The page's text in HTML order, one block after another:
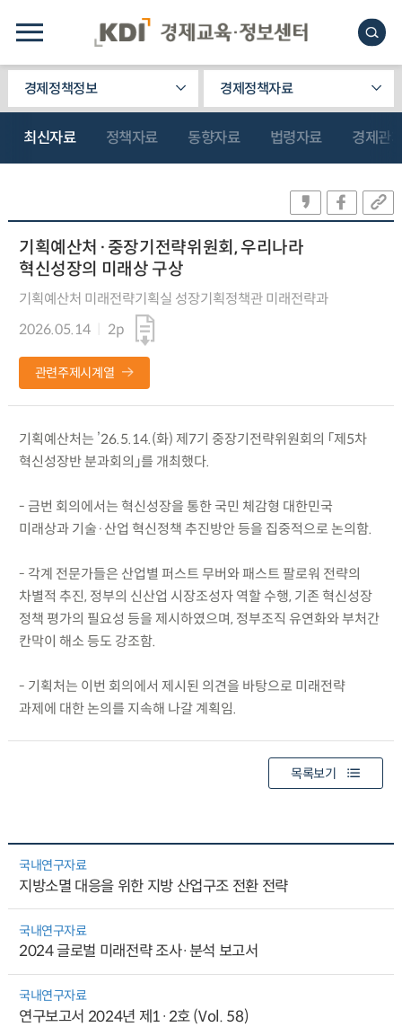
경제정책정보 경제정책자료
최신자료 정책자료 동향자료 법령자료 경제관
기획예산처·중장기전략위원회, 우리나라
혁신성장의 미래상 구상
기획예산처 미래전략기획실 성장기획정책관 미래전략과
2026.05.14
2p
관련주제시계열
기획예산처는 ’26.5.14.(화) 제7기 중장기전략위원회의 「제5차
혁신성장반 분과회의」를 개최했다.
- 금번 회의에서는 혁신성장을 통한 국민 체감형 대한민국
미래상과 기술·산업 혁신정책 추진방안 등을 집중적으로 논의함.
- 각계 전문가들은 산업별 퍼스트 무버와 패스트 팔로워 전략의
차별적 추진, 정부의 신산업 시장조성자 역할 수행, 기존 혁신성장
정책 평가의 필요성 등을 제시하였으며, 정부조직 유연화와 부처간
칸막이 해소 등도 강조함.
- 기획처는 이번 회의에서 제시된 의견을 바탕으로 미래전략
과제에 대한 논의를 지속해 나갈 계획임.
목록보기
국내연구자료
지방소멸 대응을 위한 지방 산업구조 전환 전략
국내연구자료
2024 글로벌 미래전략 조사·분석 보고서
국내연구자료
연구보고서 2024년 제1·2호 (Vol. 58)